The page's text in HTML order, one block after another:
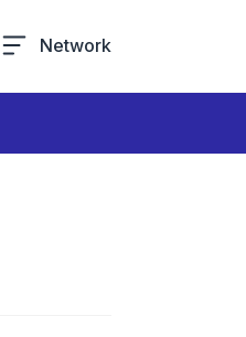
Network